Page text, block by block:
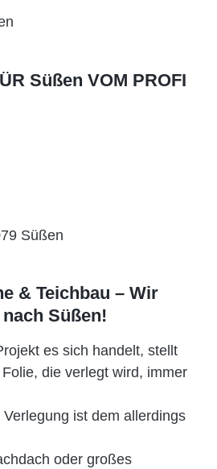
Süßen VOM PROFI
& Teichbau – Wir
Süßen!
es sich handelt, stellt
die verlegt wird, immer
ist dem allerdings
oder großes